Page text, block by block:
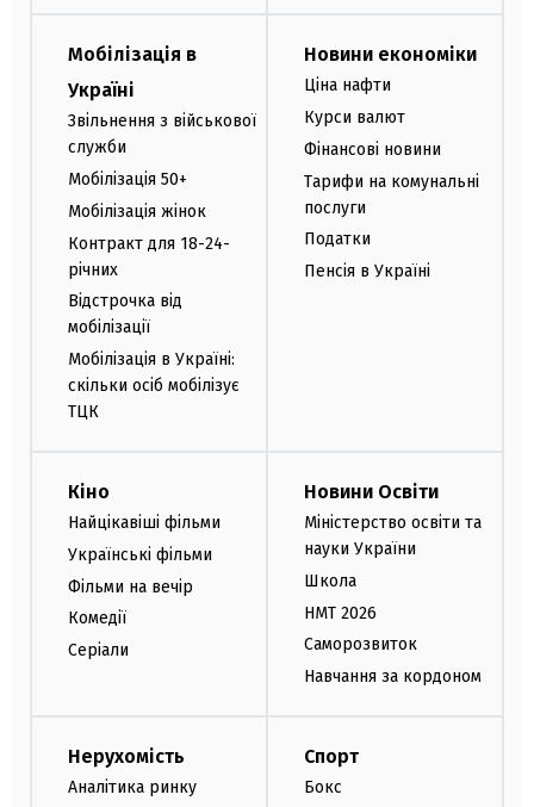
Мобілізація в
Україні
Звільнення з військової
служби
Мобілізація 50+
Мобілізація жінок
Контракт для 18-24-
річних
Відстрочка від
мобілізації
Мобілізація в Україні:
скільки осіб мобілізує
ТЦК
Новини економіки
Ціна нафти
Курси валют
Фінансові новини
Тарифи на комунальні
послуги
Податки
Пенсія в Україні
Кіно
Найцікавіші фільми
Українські фільми
Фільми на вечір
Комедії
Серіали
Новини Освіти
Міністерство освіти та
науки України
Школа
НМТ 2026
Саморозвиток
Навчання за кордоном
Нерухомість
Аналітика ринку
Спорт
Бокс